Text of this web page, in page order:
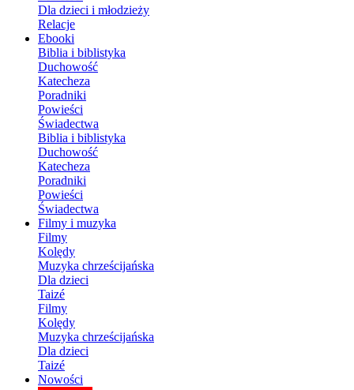
Dla dzieci i młodzieży
Relacje
Ebooki
Biblia i biblistyka
Duchowość
Katecheza
Poradniki
Powieści
Świadectwa
Biblia i biblistyka
Duchowość
Katecheza
Poradniki
Powieści
Świadectwa
Filmy i muzyka
Filmy
Kolędy
Muzyka chrześcijańska
Dla dzieci
Taizé
Filmy
Kolędy
Muzyka chrześcijańska
Dla dzieci
Taizé
Nowości